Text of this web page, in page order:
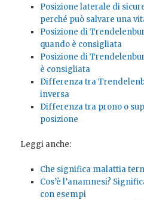
Posizione laterale di
perché può salvare una
Posizione di
quando è consigliata
Posizione di
è consigliata
Differenza tra
inversa
Differenza tra prono o
posizione
Leggi anche:
Che significa malattia
Cos’è l’anamnesi?
con esempi